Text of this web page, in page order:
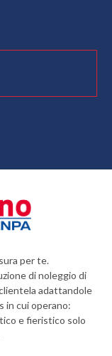
per te.
di noleggio di
adattandole
in cui operano:
e fieristico solo